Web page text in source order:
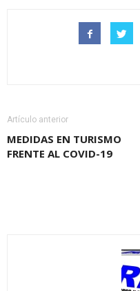
Artículo anterior
MEDIDAS EN TURISMO
FRENTE AL COVID-19